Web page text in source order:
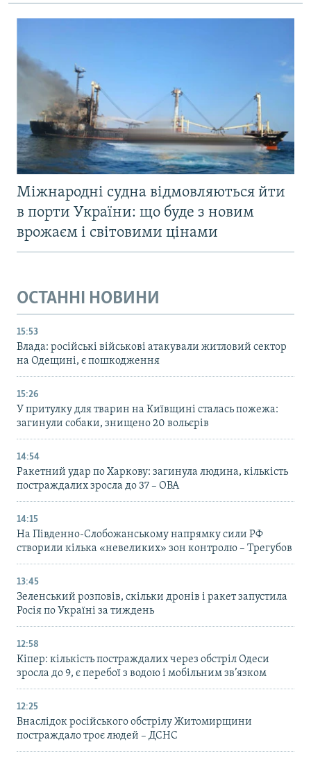
Міжнародні судна відмовляються йти
в порти України: що буде з новим
врожаєм і світовими цінами
ОСТАННІ НОВИНИ
15:53
Влада: російські військові атакували житловий сектор
на Одещині, є пошкодження
15:26
У притулку для тварин на Київщині сталась пожежа:
загинули собаки, знищено 20 вольєрів
14:54
Ракетний удар по Харкову: загинула людина, кількість
постраждалих зросла до 37 – ОВА
14:15
На Південно-Слобожанському напрямку сили РФ
створили кілька «невеликих» зон контролю – Трегубов
13:45
Зеленський розповів, скільки дронів і ракет запустила
Росія по Україні за тиждень
12:58
Кіпер: кількість постраждалих через обстріл Одеси
зросла до 9, є перебої з водою і мобільним зв’язком
12:25
Внаслідок російського обстрілу Житомирщини
постраждало троє людей – ДСНС